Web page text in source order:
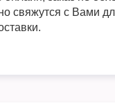
свяжутся с Вами